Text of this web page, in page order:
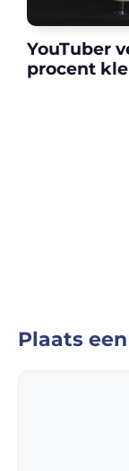
YouTuber
procent
Plaats